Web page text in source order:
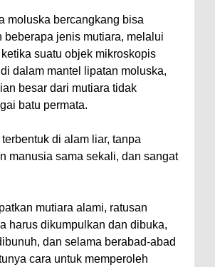
moluska bercangkang bisa
beberapa jenis mutiara, melalui
suatu objek mikroskopis
dalam mantel lipatan moluska,
besar dari mutiara tidak
batu permata.
di alam liar, tanpa
manusia sama sekali, dan sangat
mutiara alami, ratusan
harus dikumpulkan dan dibuka,
dan selama berabad-abad
cara untuk memperoleh